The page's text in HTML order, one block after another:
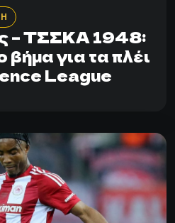
– ΤΣΣΚΑ 1948:
βήμα για τα πλέι
League